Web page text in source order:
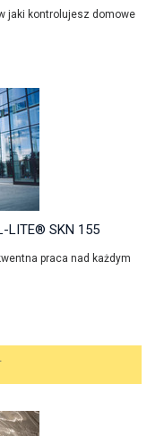
jaki kontrolujesz domowe
LITE® SKN 155
praca nad każdym